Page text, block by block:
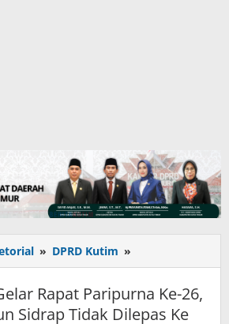
» DPRD Kutim »
Kutim
Rapat
Paripurna
Rapat Paripurna Ke-26,
Sidrap Tidak Dilepas Ke